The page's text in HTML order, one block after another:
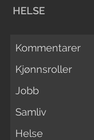
HELSE
Kommentarer
Kjønnsroller
Jobb
Samliv
Helse